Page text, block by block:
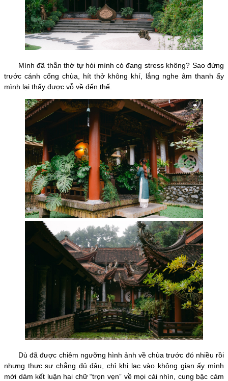
Mình đã thẫn thờ tự hỏi mình có đang stress không? Sao đứng
trước cánh cổng chùa, hít thở không khí, lắng nghe âm thanh ấy
mình lại thấy được vỗ về đến thế.
Dù đã được chiêm ngưỡng hình ảnh về chùa trước đó nhiều rồi
nhưng thực sự chẳng đủ đâu, chỉ khi lạc vào không gian ấy mình
mới dám kết luận hai chữ “trọn vẹn” về mọi cái nhìn, cung bậc cảm